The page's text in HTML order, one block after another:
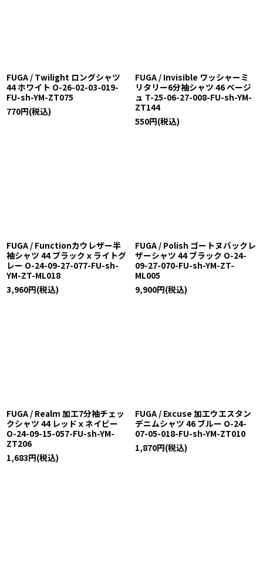
FUGA / Twilight ロングシャツ
44 ホワイト O-26-02-03-019-
FU-sh-YM-ZT075
770円(税込)
FUGA / Invisible ワッシャーミ
リタリー6分袖シャツ 46 ベージ
ュ T-25-06-27-008-FU-sh-YM-
ZT144
550円(税込)
FUGA / Functionカウレザー半
袖シャツ 44 ブラックｘライトグ
レー O-24-09-27-077-FU-sh-
YM-ZT-ML018
3,960円(税込)
FUGA / Polish ゴートヌバックレ
ザーシャツ 44 ブラック O-24-
09-27-070-FU-sh-YM-ZT-
ML005
9,900円(税込)
FUGA / Realm 加工7分袖チェッ
クシャツ 44 レッドｘネイビー
O-24-09-15-057-FU-sh-YM-
ZT206
1,683円(税込)
FUGA / Excuse 加工ウエスタン
デニムシャツ 46 ブルー O-24-
07-05-018-FU-sh-YM-ZT010
1,870円(税込)